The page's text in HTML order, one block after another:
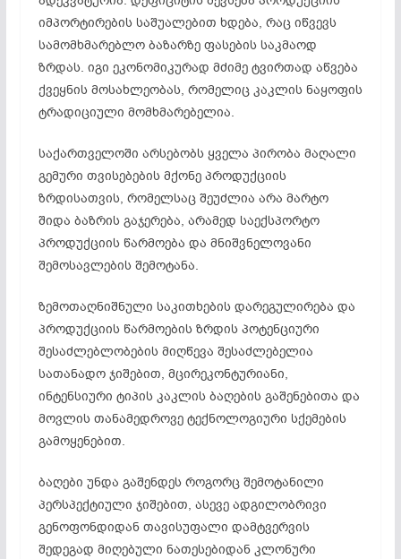
იმპორტირების საშუალებით ხდება, რაც იწვევს
სამომხმარებლო ბაზარზე ფასების საკმაოდ
ზრდას. იგი ეკონომიკურად მძიმე ტვირთად აწვება
ქვეყნის მოსახლეობას, რომელიც კაკლის ნაყოფის
ტრადიციული მომხმარებელია.
საქართველოში არსებობს ყველა პირობა მაღალი
გემური თვისებების მქონე პროდუქციის
ზრდისათვის, რომელსაც შეუძლია არა მარტო
შიდა ბაზრის გაჯერება, არამედ საექსპორტო
პროდუქციის წარმოება და მნიშვნელოვანი
შემოსავლების შემოტანა.
ზემოთაღნიშნული საკითხების დარეგულირება და
პროდუქციის წარმოების ზრდის პოტენციური
შესაძლებლობების მიღწევა შესაძლებელია
სათანადო ჯიშებით, მცირეკონტურიანი,
ინტენსიური ტიპის კაკლის ბაღების გაშენებითა და
მოვლის თანამედროვე ტექნოლოგიური სქემების
გამოყენებით.
ბაღები უნდა გაშენდეს როგორც შემოტანილი
პერსპექტიული ჯიშებით, ასევე ადგილობრივი
გენოფონდიდან თავისუფალი დამტვერვის
შედეგად მიღებული ნათესებიდან კლონური